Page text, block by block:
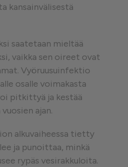
kansainvälisestä
saatetaan mieltää
vaikka sen oireet ovat
Vyöruusuinfektio
osalle voimakasta
pitkittyä ja kestää
ajan.
alkuvaiheessa tietty
ja punoittaa, minkä
rypäs vesirakkuloita.